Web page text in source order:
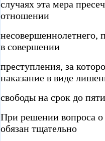
случаях эта мера
отношении
несовершеннолетнего,
в совершении
преступления, за
наказание в виде
свободы на срок до
При решении вопроса о
обязан тщательно